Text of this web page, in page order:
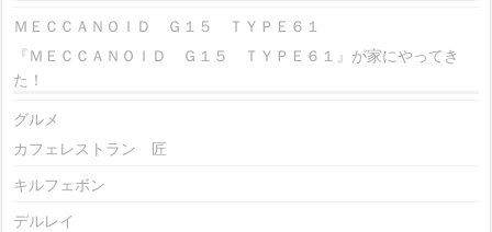
ＭＥＣＣＡＮＯＩＤ Ｇ１５ ＴＹＰＥ６１
『ＭＥＣＣＡＮＯＩＤ Ｇ１５ ＴＹＰＥ６１』が家にやってき
た！
グルメ
カフェレストラン 匠
キルフェボン
デルレイ